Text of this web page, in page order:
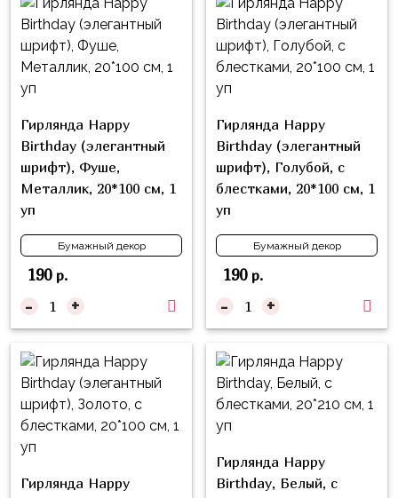
Гирлянда Happy
Birthday (элегантный
шрифт), Фуше,
Металлик, 20*100 см, 1
уп
Бумажный декор
190р.
- +
Гирлянда Happy
Birthday (элегантный
шрифт), Голубой, с
блестками, 20*100 см, 1
уп
Бумажный декор
190р.
- +
Гирлянда Happy
Гирлянда Happy
Birthday, Белый, с
Колпачки,
ободки
Гудки
Поттер
Космос
Единороги
ЛОЛ
Для
Него
Для
Неё
Мишка
Транспорт
/
Техника
Животные
Тема
Звёздные